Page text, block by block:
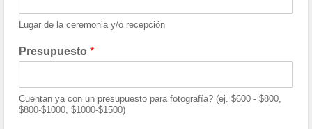
Lugar de la ceremonia y/o recepción
Presupuesto *
Cuentan ya con un presupuesto para fotografía? (ej. $600 - $800,
$800-$1000, $1000-$1500)